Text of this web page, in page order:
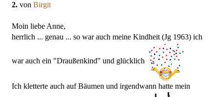
2. von Birgit
Moin liebe Anne,
herrlich ... genau ... so war auch meine Kindheit (Jg 1963) ich
war auch ein "Draußenkind" und glücklich
Ich kletterte auch auf Bäumen und irgendwann hatte mein